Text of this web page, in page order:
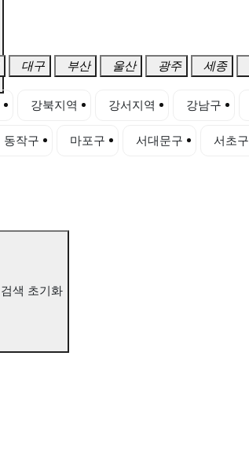
대구 부산 울산 광주 세종
강북지역 강서지역 강남구
동작구 마포구 서대문구 서초구
검색 초기화